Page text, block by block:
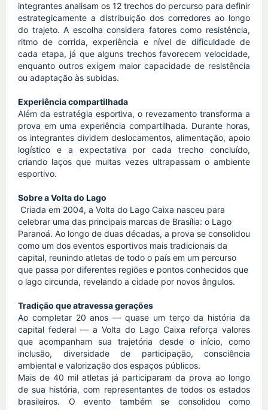
integrantes analisam os 12 trechos do percurso para definir
estrategicamente a distribuição dos corredores ao longo
do trajeto. A escolha considera fatores como resistência,
ritmo de corrida, experiência e nível de dificuldade de
cada etapa, já que alguns trechos favorecem velocidade,
enquanto outros exigem maior capacidade de resistência
ou adaptação às subidas.
Experiência compartilhada
Além da estratégia esportiva, o revezamento transforma a
prova em uma experiência compartilhada. Durante horas,
os integrantes dividem deslocamentos, alimentação, apoio
logístico e a expectativa por cada trecho concluído,
criando laços que muitas vezes ultrapassam o ambiente
esportivo.
Sobre a Volta do Lago
celebrar uma das principais marcas de Brasília: o Lago
Paranoá. Ao longo de duas décadas, a prova se consolidou
como um dos eventos esportivos mais tradicionais da
capital, reunindo atletas de todo o país em um percurso
que passa por diferentes regiões e pontos conhecidos que
o lago circunda, revelando a cidade por novos ângulos.
Tradição que atravessa gerações
Ao completar 20 anos — quase um terço da história da
capital federal — a Volta do Lago Caixa reforça valores
que acompanham sua trajetória desde o início, como
inclusão, diversidade de participação, consciência
ambiental e valorização dos espaços públicos.
Mais de 40 mil atletas já participaram da prova ao longo
de sua história, com representantes de todos os estados
brasileiros. O evento também se consolidou como